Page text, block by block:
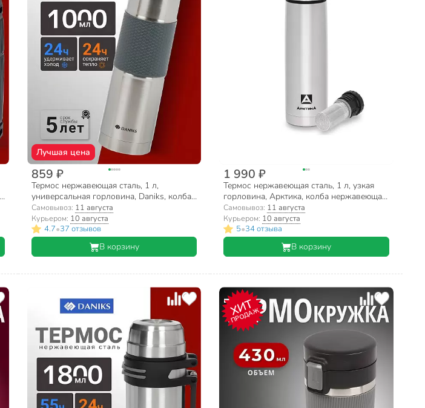
Лучшая цена
859 ₽
Термос нержавеющая сталь, 1 л,
универсальная горловина, Daniks, колба
нержавеющая сталь, Z03-1000-7011
Самовывоз: 11 августа
Курьером: 10 августа
4.7•37 отзывов
В корзину
1 990 ₽
Термос нержавеющая сталь, 1 л, узкая
горловина, Арктика, колба нержавеющая
сталь, с ситечком, 101-1000С
Самовывоз: 11 августа
Курьером: 10 августа
5•34 отзыва
В корзину
ХИТ
ПРОДАЖ